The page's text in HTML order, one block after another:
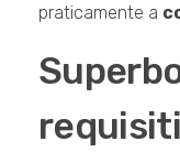
praticamente a